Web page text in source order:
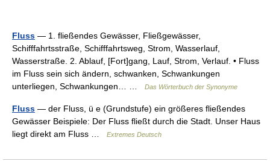
Fluss — 1. fließendes Gewässer, Fließgewässer,
Schifffahrtsstraße, Schifffahrtsweg, Strom, Wasserlauf,
Wasserstraße. 2. Ablauf, [Fort]gang, Lauf, Strom, Verlauf. • Fluss
im Fluss sein sich ändern, schwanken, Schwankungen
unterliegen, Schwankungen… …
Das Wörterbuch der Synonyme
Fluss — der Fluss, ü e (Grundstufe) ein größeres fließendes
Gewässer Beispiele: Der Fluss fließt durch die Stadt. Unser Haus
liegt direkt am Fluss …
Extremes Deutsch